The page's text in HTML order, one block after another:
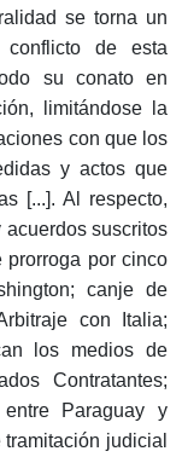
se torna un
de esta
su conato en
limitándose la
con que los
y actos que
[...]. Al respecto,
acuerdos suscritos
prorroga por cinco
canje de
con Italia;
los medios de
Contratantes;
Paraguay y
judicial